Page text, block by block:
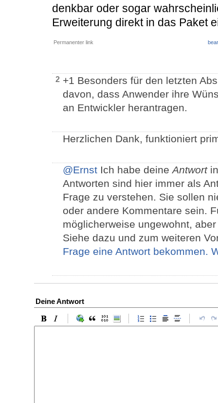
denkbar oder sogar
Erweiterung direkt in das Paket
Permanenter link
2 +1 Besonders für den letzten
davon, dass Anwender ihre
an Entwickler herantragen.
Herzlichen Dank, funktioniert
@Ernst Ich habe deineAntwortin
Antworten sind hier immer als
Frage zu verstehen. Sie sollen
oder andere Kommentare sein.
möglicherweise ungewohnt,
Siehe dazu und zum weiteren
Frage eine Antwort bekommen.
Deine Antwort